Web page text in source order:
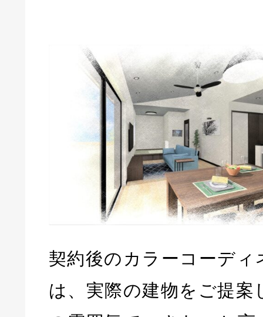
契約後のカラーコーディ
は、実際の建物をご提案